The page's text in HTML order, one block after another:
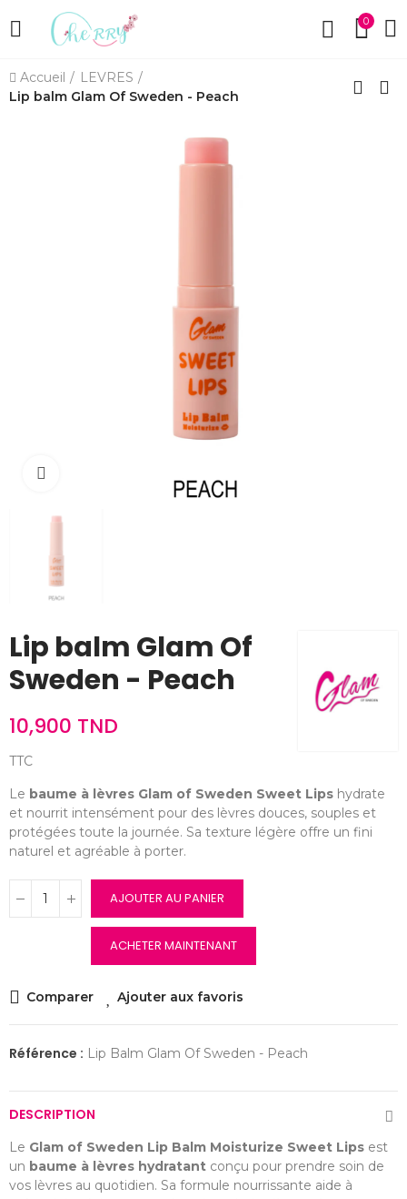
0
Accueil
LEVRES
Lip balm Glam Of Sweden - Peach
Lip balm Glam Of
Sweden - Peach
10,900 TND
TTC
Le baume à lèvres Glam of Sweden Sweet Lips hydrate
et nourrit intensément pour des lèvres douces, souples et
protégées toute la journée. Sa texture légère offre un fini
naturel et agréable à porter.
AJOUTER AU PANIER
ACHETER MAINTENANT
Comparer Ajouter aux favoris
Référence : Lip Balm Glam Of Sweden - Peach
DESCRIPTION
Le Glam of Sweden Lip Balm Moisturize Sweet Lips est
un baume à lèvres hydratant conçu pour prendre soin de
vos lèvres au quotidien. Sa formule nourrissante aide à